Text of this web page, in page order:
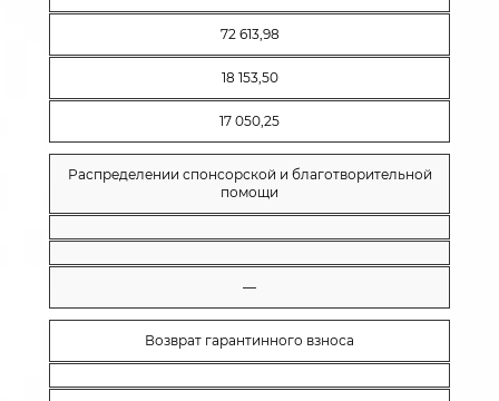
72 613,98
18 153,50
17 050,25
Распределении спонсорской и благотворительной
помощи
—
Возврат гарантинного взноса